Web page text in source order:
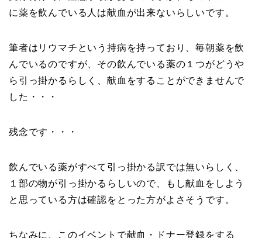
に薬を飲んでいる人は献血が出来ないらしいです。
筆者はリウマチという持病を持っており、毎朝薬を飲
んでいるのですが、その飲んでいる薬の１つがどうや
ら引っ掛かるらしく、献血をすることができませんで
した・・・
残念です・・・
飲んでいる薬がすべて引っ掛かる訳では無いらしく、
１部の物が引っ掛かるらしいので、もし献血をしよう
と思っている方は確認をとった方がよさそうです。
ちなみに、このイベントで献血・ドナー登録をする